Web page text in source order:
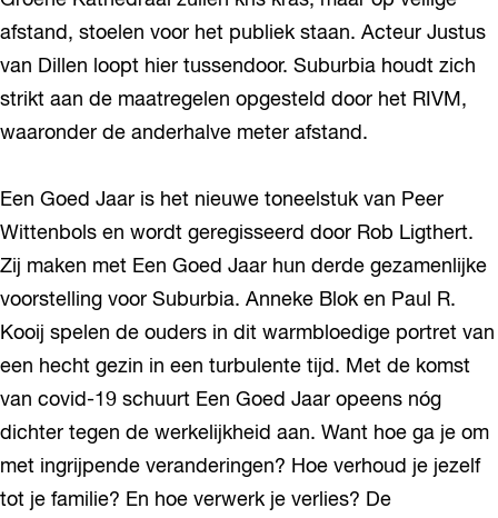
afstand, stoelen voor het publiek staan. Acteur Justus
van Dillen loopt hier tussendoor. Suburbia houdt zich
strikt aan de maatregelen opgesteld door het RIVM,
waaronder de anderhalve meter afstand.
Een Goed Jaar is het nieuwe toneelstuk van Peer
Wittenbols en wordt geregisseerd door Rob Ligthert.
Zij maken met Een Goed Jaar hun derde gezamenlijke
voorstelling voor Suburbia. Anneke Blok en Paul R.
Kooij spelen de ouders in dit warmbloedige portret van
een hecht gezin in een turbulente tijd. Met de komst
van covid-19 schuurt Een Goed Jaar opeens nóg
dichter tegen de werkelijkheid aan. Want hoe ga je om
met ingrijpende veranderingen? Hoe verhoud je jezelf
tot je familie? En hoe verwerk je verlies? De